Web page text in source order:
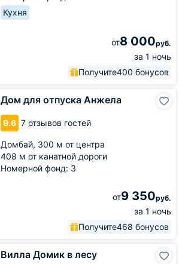
Кухня
от8 000руб.
за 1 ночь
Получите400 бонусов
Дом для отпуска Анжела
9.6 7 отзывов гостей
Домбай, 300 м от центра
408 м от канатной дороги
Номерной фонд: 3
от9 350руб.
за 1 ночь
Получите468 бонусов
Вилла Домик в лесу